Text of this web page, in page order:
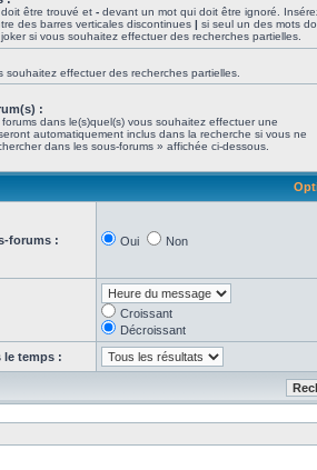
être trouvé et - devant un mot qui doit être ignoré.
des barres verticales discontinues | si seul un des mots
si vous souhaitez effectuer des recherches partielles.
souhaitez effectuer des recherches partielles.
:
dans le(s)quel(s) vous souhaitez effectuer une
automatiquement inclus dans la recherche si vous ne
dans les sous-forums » affichée ci-dessous.
forums : Oui Non
Croissant
Décroissant
le temps :